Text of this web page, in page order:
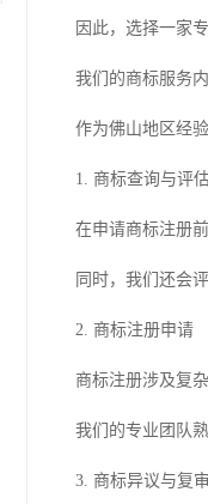
因此，选择一家
我们的商标服务
作为佛山地区经
1. 商标查询与评
在申请商标注册
同时，我们还会
2. 商标注册申请
商标注册涉及复
我们的专业团队
3. 商标异议与复审